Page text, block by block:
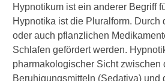
Hypnotikum ist ein anderer Begriff
Hypnotika ist die Pluralform. Durch
oder auch pflanzlichen
Schlafen gefördert werden.
pharmakologischer Sicht zwischen
Beruhigungsmitteln (Sedativa) und
m
ö
l
i
c
h